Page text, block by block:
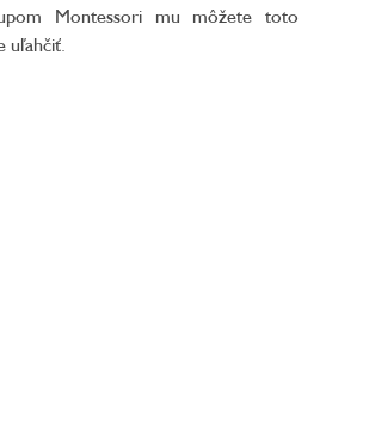
Montessori mu môžete toto
uľahčiť.